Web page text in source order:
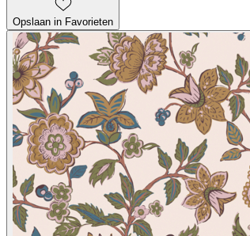
Opslaan in Favorieten